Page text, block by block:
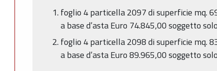
foglio 4 particella 2097 di superficie mq.
a base d’asta Euro 74.845,00 soggetto
foglio 4 particella 2098 di superficie mq.
a base d’asta Euro 89.965,00 soggetto